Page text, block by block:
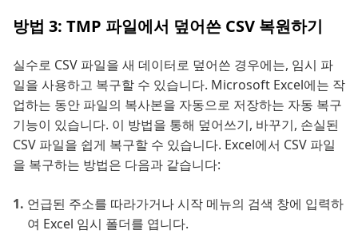
방법 3: TMP 파일에서 덮어쓴 CSV 복원하기
실수로 CSV 파일을 새 데이터로 덮어쓴 경우에는, 임시 파
일을 사용하고 복구할 수 있습니다. Microsoft Excel에는 작
업하는 동안 파일의 복사본을 자동으로 저장하는 자동 복구
기능이 있습니다. 이 방법을 통해 덮어쓰기, 바꾸기, 손실된
CSV 파일을 쉽게 복구할 수 있습니다. Excel에서 CSV 파일
을 복구하는 방법은 다음과 같습니다:
언급된 주소를 따라가거나 시작 메뉴의 검색 창에 입력하
여 Excel 임시 폴더를 엽니다.